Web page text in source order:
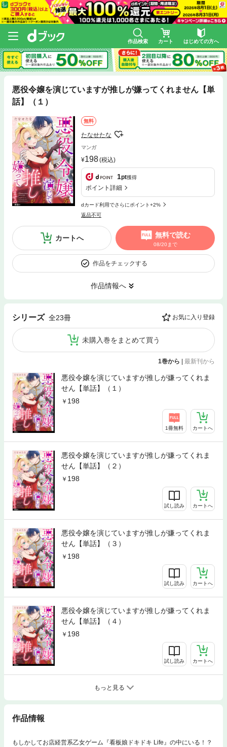
作品検索 カート はじめての方へ
悪役令嬢を演じていますが推しが嫌ってくれません【単
話】（１）
無料
たなせたな
マンガ
198(税込)
1pt獲得
ポイント詳細
dカード利用でさらにポイント+2%
返品不可
カートへ 無料で読む
08/20まで
作品をチェックする
作品情報へ
シリーズ 全23冊 お気に入り登録
未購入巻をまとめて買う
1巻から 最新刊から
悪役令嬢を演じていますが推しが嫌ってくれま
せん【単話】（１）
198
1冊無料 カートへ
悪役令嬢を演じていますが推しが嫌ってくれま
せん【単話】（２）
198
試し読み カートへ
悪役令嬢を演じていますが推しが嫌ってくれま
せん【単話】（３）
198
試し読み カートへ
悪役令嬢を演じていますが推しが嫌ってくれま
せん【単話】（４）
198
試し読み カートへ
もっと見る
作品情報
もしかしてお店経営系乙女ゲーム『看板娘ドキドキ Life』の中にいる！？